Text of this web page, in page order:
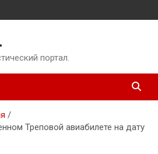
портал.
Треповой авиабилете на дату